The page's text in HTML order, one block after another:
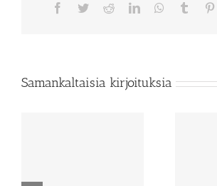
Facebook
TwitterRedditLinkedInWhatsApp
Tumblr
Samankaltaisia kirjoituksia